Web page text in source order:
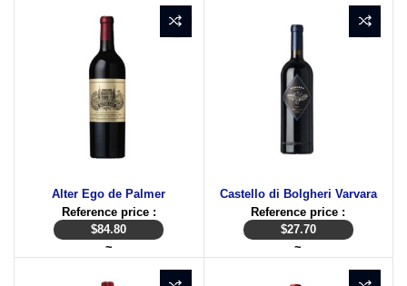
Alter Ego de Palmer
Reference price :
$84.80
~
Castello di Bolgheri Varvara
Reference price :
$27.70
~